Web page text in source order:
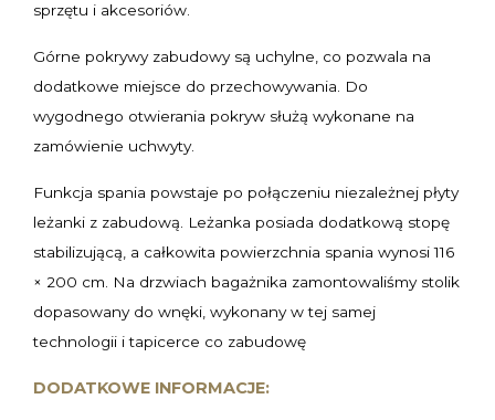
sprzętu i akcesoriów.
Górne pokrywy zabudowy są uchylne, co pozwala na
dodatkowe miejsce do przechowywania. Do
wygodnego otwierania pokryw służą wykonane na
zamówienie uchwyty.
Funkcja spania powstaje po połączeniu niezależnej płyty
leżanki z zabudową. Leżanka posiada dodatkową stopę
stabilizującą, a całkowita powierzchnia spania wynosi 116
× 200 cm. Na drzwiach bagażnika zamontowaliśmy stolik
dopasowany do wnęki, wykonany w tej samej
technologii i tapicerce co zabudowę
DODATKOWE INFORMACJE: